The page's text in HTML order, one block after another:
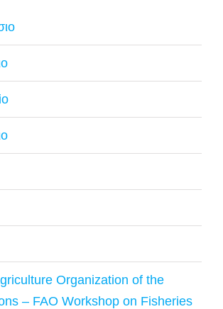
Organization of the
– FAO Workshop on Fisheries